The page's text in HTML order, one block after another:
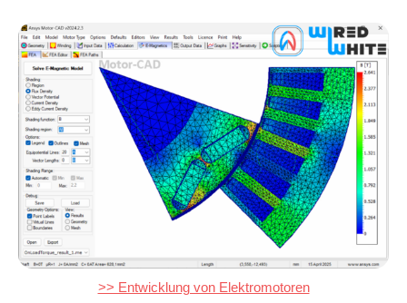
>> Entwicklung von Elektromotoren